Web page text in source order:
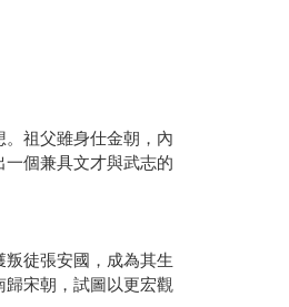
祖父雖身仕金朝，內
個兼具文才與武志的
徒張安國，成為其生
宋朝，試圖以更宏觀